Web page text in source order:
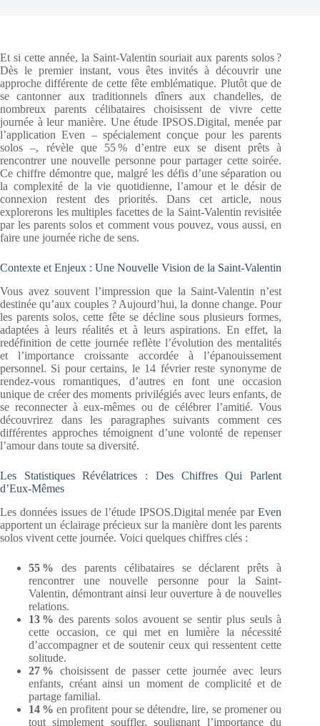
Et si cette année, la Saint-Valentin souriait aux parents solos ?
Dès le premier instant, vous êtes invités à découvrir une
approche différente de cette fête emblématique. Plutôt que de
se cantonner aux traditionnels dîners aux chandelles, de
nombreux parents célibataires choisissent de vivre cette
journée à leur manière. Une étude IPSOS.Digital, menée par
l’application Even – spécialement conçue pour les parents
solos –, révèle que 55 % d’entre eux se disent prêts à
rencontrer une nouvelle personne pour partager cette soirée.
Ce chiffre démontre que, malgré les défis d’une séparation ou
la complexité de la vie quotidienne, l’amour et le désir de
connexion restent des priorités. Dans cet article, nous
explorerons les multiples facettes de la Saint-Valentin revisitée
par les parents solos et comment vous pouvez, vous aussi, en
faire une journée riche de sens.
Contexte et Enjeux : Une Nouvelle Vision de la Saint-Valentin
Vous avez souvent l’impression que la Saint-Valentin n’est
destinée qu’aux couples ? Aujourd’hui, la donne change. Pour
les parents solos, cette fête se décline sous plusieurs formes,
adaptées à leurs réalités et à leurs aspirations. En effet, la
redéfinition de cette journée reflète l’évolution des mentalités
et l’importance croissante accordée à l’épanouissement
personnel. Si pour certains, le 14 février reste synonyme de
rendez-vous romantiques, d’autres en font une occasion
unique de créer des moments privilégiés avec leurs enfants, de
se reconnecter à eux-mêmes ou de célébrer l’amitié. Vous
découvrirez dans les paragraphes suivants comment ces
différentes approches témoignent d’une volonté de repenser
l’amour dans toute sa diversité.
Les Statistiques Révélatrices : Des Chiffres Qui Parlent
d’Eux-Mêmes
Les données issues de l’étude IPSOS.Digital menée parEven
apportent un éclairage précieux sur la manière dont les parents
solos vivent cette journée. Voici quelques chiffres clés :
55 % des parents célibataires se déclarent prêts à
rencontrer une nouvelle personne pour la Saint-
Valentin, démontrant ainsi leur ouverture à de nouvelles
relations.
13 % des parents solos avouent se sentir plus seuls à
cette occasion, ce qui met en lumière la nécessité
d’accompagner et de soutenir ceux qui ressentent cette
solitude.
27 % choisissent de passer cette journée avec leurs
enfants, créant ainsi un moment de complicité et de
partage familial.
14 % en profitent pour se détendre, lire, se promener ou
tout simplement souffler, soulignant l’importance du